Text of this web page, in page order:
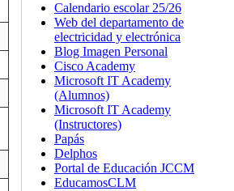
Calendario escolar 25/26
Web del departamento de
electricidad y electrónica
Blog Imagen Personal
Cisco Academy
Microsoft IT Academy
(Alumnos)
Microsoft IT Academy
(Instructores)
Papás
Delphos
Portal de Educación JCCM
EducamosCLM